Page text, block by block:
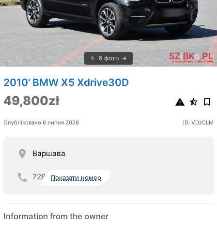
6 фото
2010' BMW X5 Xdrive30D
49,800zł
Опубліковано 6 липня 2026 ID: VDzCLM
Варшава
728 Показати номер
Information from the owner